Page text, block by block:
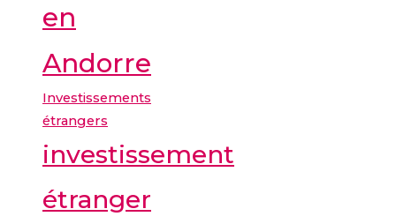
en
Andorre
Investissements
étrangers
investissement
étranger